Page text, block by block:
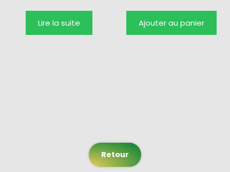
Lire la suite Ajouter au panier
Retour